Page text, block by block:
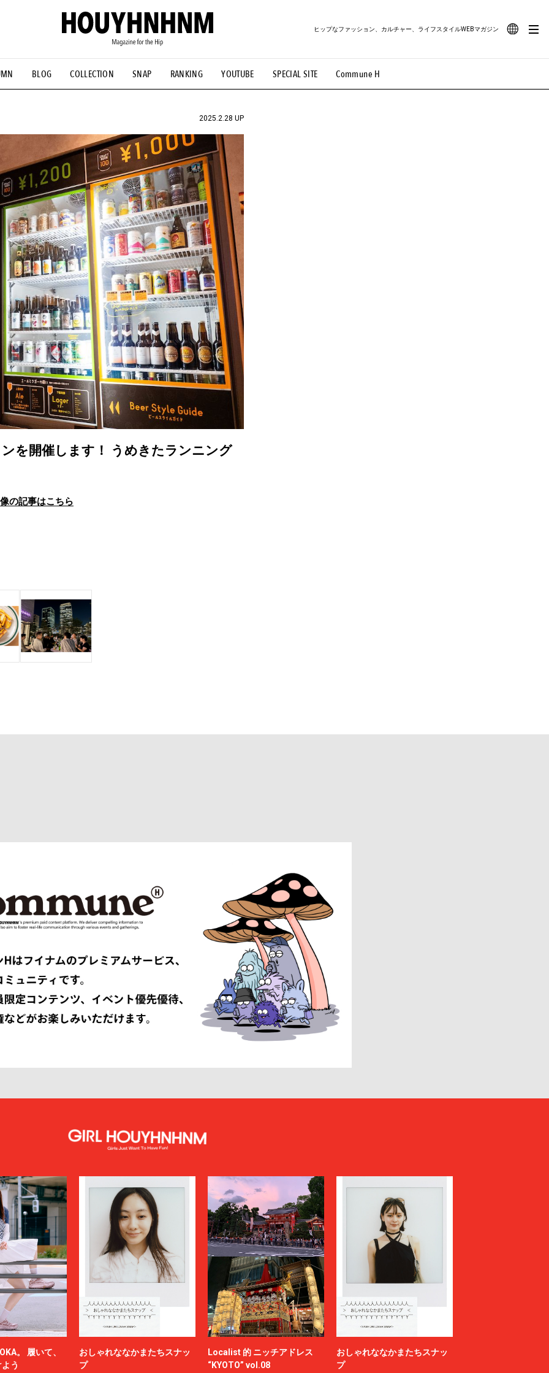
BLOG COLLECTION SNAP RANKING YOUTUBE SPECIAL SITE Commune H
ヒップなファッション、カルチャー、ライフスタイルWEBマガジン
#古着サミット #NEW VINTAGE #マイナーグッド図鑑 #路地裏てぃーん。 #MONTHLY JOURNAL
#FOCUS IT #AH.H #ととけん #FASHION #MUSIC #MOVIE #LIFESTYLE #SNEAKER #OUTDOOR
2025.2.28 UP
を開催します！ うめきたランニング
の記事はこちら
。 履いて、
う
おしゃれななかまたちスナッ
プ
Localist 的 ニッチアドレス
“KYOTO” vol.08
おしゃれななかまたちスナッ
プ